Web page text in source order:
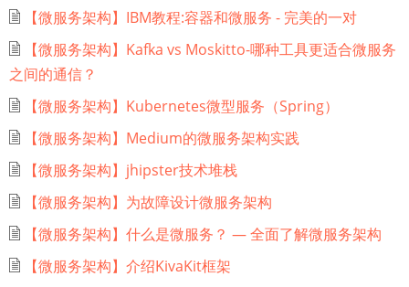
【微服务架构】IBM教程:容器和微服务 - 完美的一对
【微服务架构】Kafka vs Moskitto-哪种工具更适合微服务
之间的通信？
【微服务架构】Kubernetes微型服务（Spring）
【微服务架构】Medium的微服务架构实践
【微服务架构】jhipster技术堆栈
【微服务架构】为故障设计微服务架构
【微服务架构】什么是微服务？ — 全面了解微服务架构
【微服务架构】介绍KivaKit框架